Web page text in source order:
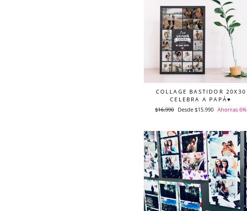
COLLAGE BASTIDOR 20X30
CELEBRA A PAPÁ♥
Precio
$16.990 Precio
Desde $15.990 Ahorras 6%